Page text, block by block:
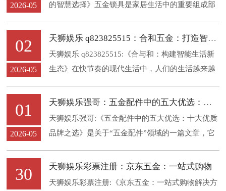
2026-05
的智慧选择》五金锁具是家居生活中的重要组成部
家庭成员、共享空间的纽带...
02
2026-05
天狮娱乐 q823825515：合和五金：打造智能生活的新模式
天狮娱乐 q823825515:《合与和：构建智能生活新
生态》在快节奏的现代生活中，人们的生活越来越
入人心...
01
2026-05
天狮娱乐强哥：五金配件中的五大优选：十大优质品牌之选
天狮娱乐强哥:《五金配件中的五大优选：十大优质
品牌之选》是关于“五金配件”领域的一篇文章，它
种场景中的应用...
30 天狮娱乐彩票注册：京东五金：一站式购物
天狮娱乐彩票注册:《京东五金：一站式购物解决方